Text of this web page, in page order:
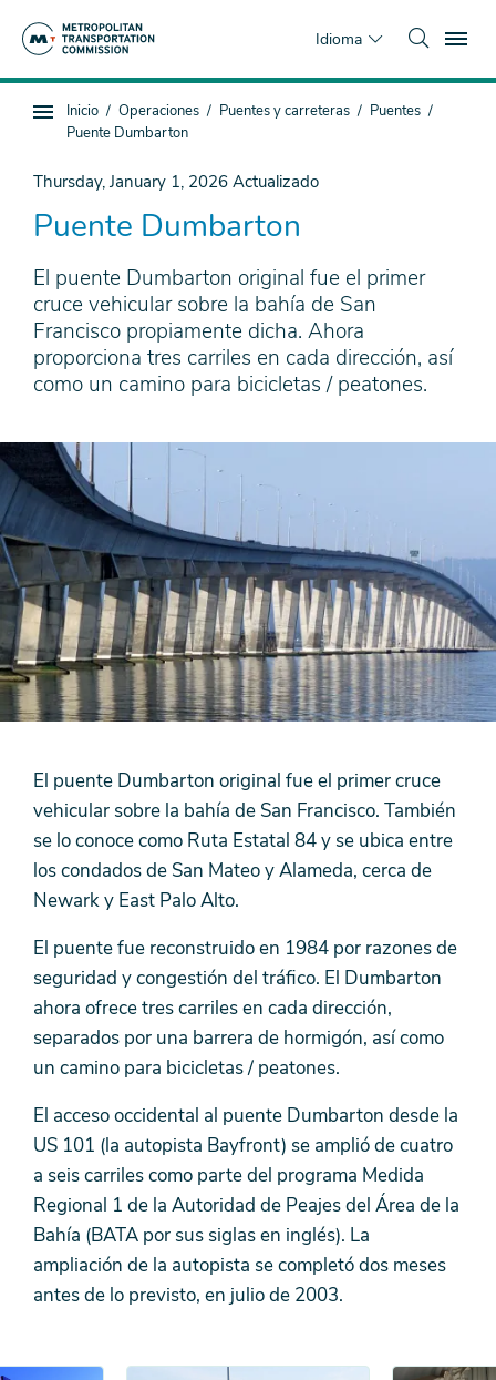
Idioma
Navegación
subpágina
Estás
aquí
Inicio Operaciones Puentes y carreteras
Puentes
Puente Dumbarton
Thursday, January 1, 2026 Actualizado
Puente Dumbarton
El puente Dumbarton original fue el primer
cruce vehicular sobre la bahía de San
Francisco propiamente dicha. Ahora
proporciona tres carriles en cada dirección, así
como un camino para bicicletas / peatones.
El puente Dumbarton original fue el primer cruce
vehicular sobre la bahía de San Francisco. También
se lo conoce como Ruta Estatal 84 y se ubica entre
los condados de San Mateo y Alameda, cerca de
Newark y East Palo Alto.
El puente fue reconstruido en 1984 por razones de
seguridad y congestión del tráfico. El Dumbarton
ahora ofrece tres carriles en cada dirección,
separados por una barrera de hormigón, así como
un camino para bicicletas / peatones.
El acceso occidental al puente Dumbarton desde la
US 101 (la autopista Bayfront) se amplió de cuatro
a seis carriles como parte del programa Medida
Regional 1 de la Autoridad de Peajes del Área de la
Bahía (BATA por sus siglas en inglés). La
ampliación de la autopista se completó dos meses
antes de lo previsto, en julio de 2003.